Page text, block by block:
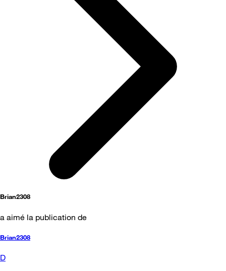
Brian2308
a aimé la publication de
Brian2308
D